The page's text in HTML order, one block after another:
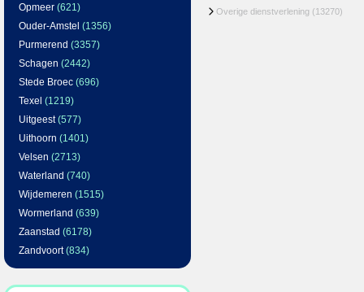
Opmeer (621)
Ouder-Amstel (1356)
Purmerend (3357)
Schagen (2442)
Stede Broec (696)
Texel (1219)
Uitgeest(577)
Uithoorn (1401)
Velsen (2713)
Waterland (740)
Wijdemeren (1515)
Wormerland (639)
Zaanstad (6178)
Zandvoort(834)
Overige dienstverlening (13270)